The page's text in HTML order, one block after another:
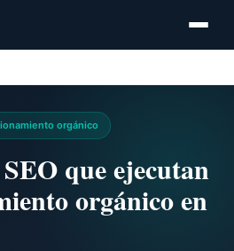
orgánico
que ejecutan
orgánico en